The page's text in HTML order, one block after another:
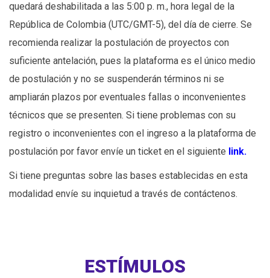
quedará deshabilitada a las 5:00 p. m., hora legal de la
República de Colombia (UTC/GMT-5), del día de cierre. Se
recomienda realizar la postulación de proyectos con
suficiente antelación, pues la plataforma es el único medio
de postulación y no se suspenderán términos ni se
ampliarán plazos por eventuales fallas o inconvenientes
técnicos que se presenten. Si tiene problemas con su
registro o inconvenientes con el ingreso a la plataforma de
postulación por favor envíe un ticket en el siguiente link.
Si tiene preguntas sobre las bases establecidas en esta
modalidad envíe su inquietud a través de contáctenos.
ESTÍMULOS